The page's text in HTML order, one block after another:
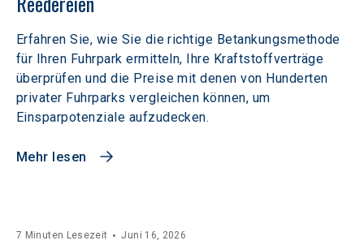
Erfahren Sie, wie Sie die richtige Betankungsmethode
für Ihren Fuhrpark ermitteln, Ihre Kraftstoffverträge
überprüfen und die Preise mit denen von Hunderten
privater Fuhrparks vergleichen können, um
Einsparpotenziale aufzudecken.
Mehr lesen
7 Minuten Lesezeit Juni 16, 2026